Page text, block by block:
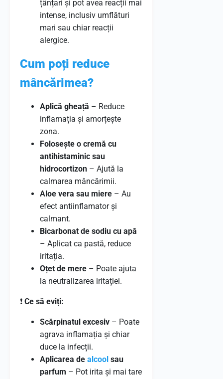
țânțari și pot avea reacții mai
intense, inclusiv umflături
mari sau chiar reacții
alergice.
Cum poți reduce
mâncărimea?
Aplică gheață – Reduce
inflamația și amorțește
zona.
Folosește o cremă cu
antihistaminic sau
hidrocortizon – Ajută la
calmarea mâncărimii.
Aloe vera sau miere – Au
efect antiinflamator și
calmant.
Bicarbonat de sodiu cu apă
– Aplicat ca pastă, reduce
iritația.
Oțet de mere – Poate ajuta
la neutralizarea iritației.
❗ Ce să eviți:
Scărpinatul excesiv – Poate
agrava inflamația și chiar
duce la infecții.
Aplicarea de alcool sau
parfum – Pot irita și mai tare